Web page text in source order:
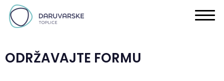
ODRŽAVAJTE FORMU